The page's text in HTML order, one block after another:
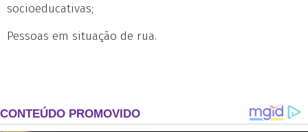
socioeducativas;
Pessoas em situação de rua.